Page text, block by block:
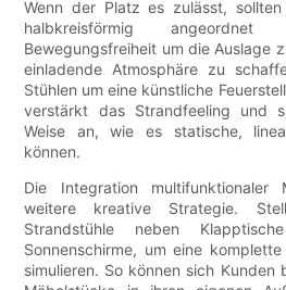
Wenn der Platz es zulässt,
halbkreisförmig
Bewegungsfreiheit um die Auslage
einladende Atmosphäre zu
Stühlen um eine künstliche
verstärkt das Strandfeeling und
Weise an, wie es statische,
können.
Die Integration multifunktionaler
weitere kreative Strategie.
Strandstühle neben
Sonnenschirme, um eine
simulieren. So können sich Kunden